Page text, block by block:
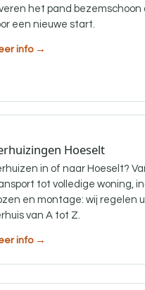
het pand bezemschoon
een nieuwe start.
info →
Hoeselt
in of naar Hoeselt?
tot volledige woning,
en montage: wij regelen
van A tot Z.
info →